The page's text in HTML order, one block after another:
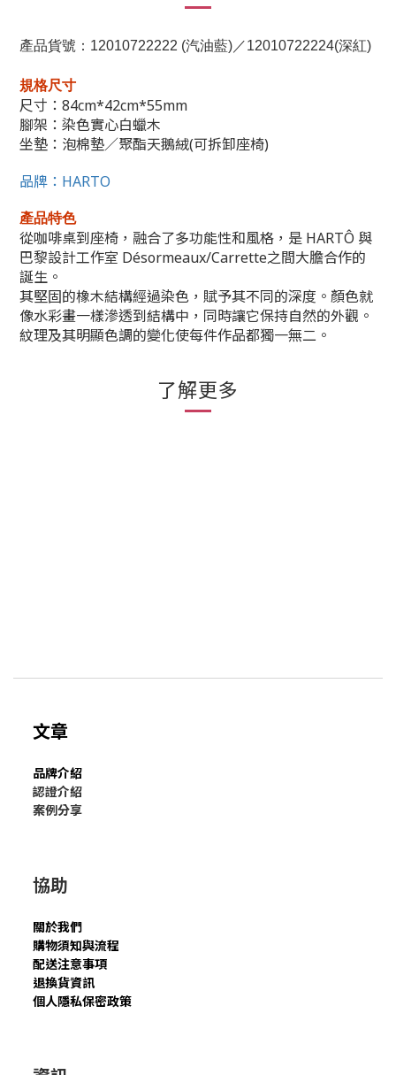
產品貨號：12010722222 (汽油藍)／12010722224(深紅)
規格尺寸
尺寸：84cm*42cm*55mm
腳架：染色實心白蠟木
坐墊：泡棉墊／聚酯天鵝絨(可拆卸座椅)
品牌：HARTO
產品特色
從咖啡桌到座椅，融合了多功能性和風格，是 HARTÔ 與
巴黎設計工作室 Désormeaux/Carrette之間大膽合作的
誕生。
其堅固的橡木結構經過染色，賦予其不同的深度。顏色就
像水彩畫一樣滲透到結構中，同時讓它保持自然的外觀。
紋理及其明顯色調的變化使每件作品都獨一無二。
了解更多
文章
品牌介紹
認證介紹
案例分享
協助
關於我們
購物須知與流程
配送注意事項
退換貨資訊
個人隱私保密政策